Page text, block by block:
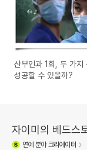
산부인과 1회, 두 가지
성공할 수 있을까?
자이미의 베드
연예 분야 크리에이터